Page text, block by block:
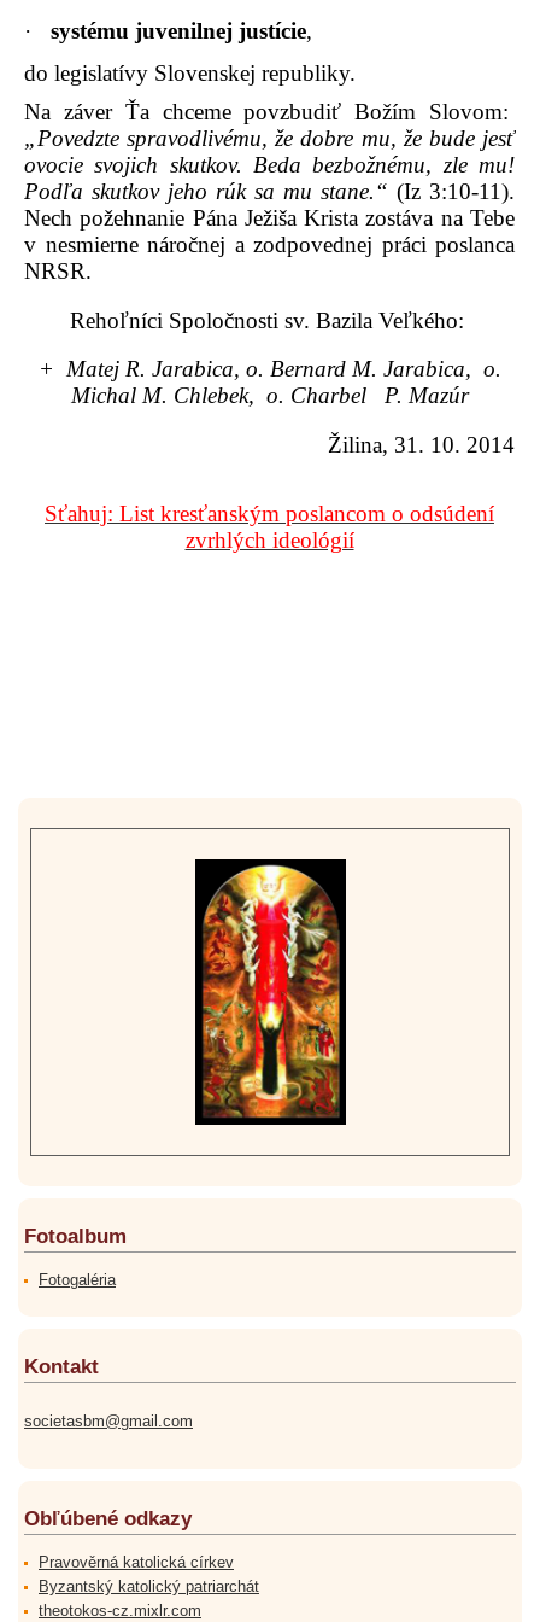
·
systému juvenilnej justície,
do legislatívy Slovenskej republiky.
Na záver Ťa chceme povzbudiť Božím Slovom:
„Povedzte spravodlivému, že dobre mu, že bude jesť
ovocie svojich skutkov. Beda bezbožnému, zle mu!
Podľa skutkov jeho rúk sa mu stane.“ (Iz 3:10-11).
Nech požehnanie Pána Ježiša Krista zostáva na Tebe
v nesmierne náročnej a zodpovednej práci poslanca
NRSR.
Rehoľníci Spoločnosti sv. Bazila Veľkého:
+ Matej R. Jarabica, o. Bernard M. Jarabica, o.
Michal M. Chlebek, o. Charbel P. Mazúr
Žilina, 31. 10. 2014
Sťahuj: List kresťanským poslancom o odsúdení
zvrhlých ideológií
Fotoalbum
Fotogaléria
Kontakt
societasbm@gmail.com
Obľúbené odkazy
Pravověrná katolická církev
Byzantský katolický patriarchát
theotokos-cz.mixlr.com